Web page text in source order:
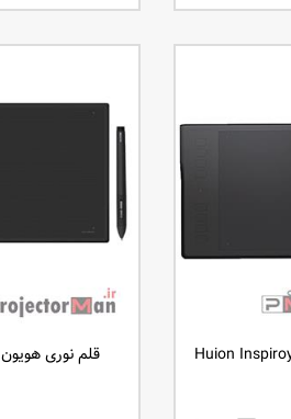
قلم نوری هویون Huion WH1409